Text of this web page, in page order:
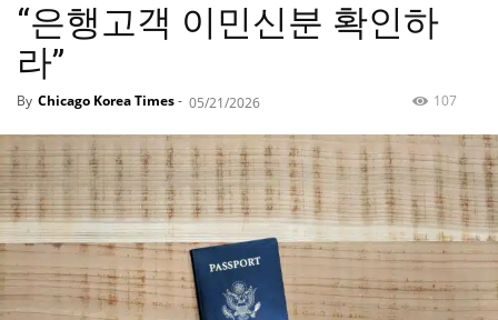
“은행고객 이민신분 확인하
라”
By Chicago Korea Times- 05/21/2026 107